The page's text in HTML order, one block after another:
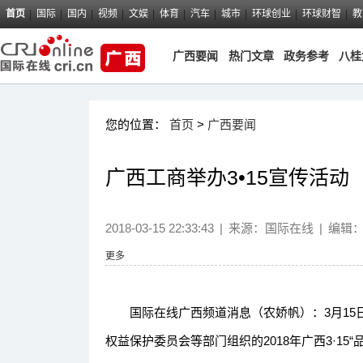
首页 国际 国内 视频 文娱 体育 汽车 城市 环球创业 环球财智
广西要闻 热门文章 政务参考 八
您的位置： 首页 > 广西要闻
广西工商举办3•15宣传活动
2018-03-15 22:33:43 | 来源： 国际在线 | 编辑
更多
国际在线广西频道消息（农娇帆）：3月15
权益保护委员会等部门组织的2018年广西